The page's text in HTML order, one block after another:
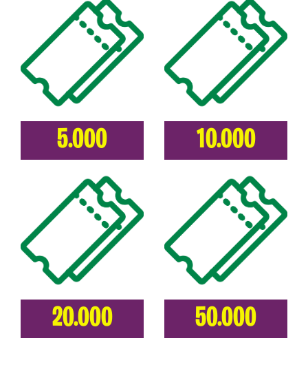
5.000 10.000
20.000 50.000